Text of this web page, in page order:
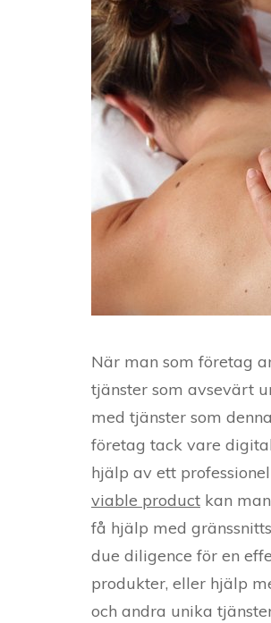
När man som företag
tjänster som avsevärt
med tjänster som
företag tack vare
hjälp av ett
viable product kan
få hjälp med
due diligence för en
produkter, eller hjälp
och andra unika